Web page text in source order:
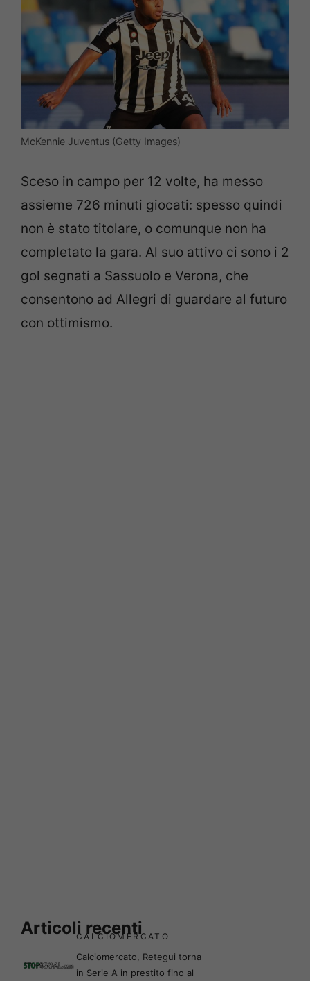
McKennie Juventus (Getty Images)
Sceso in campo per 12 volte, ha messo
assieme 726 minuti giocati: spesso quindi
non è stato titolare, o comunque non ha
completato la gara. Al suo attivo ci sono i 2
gol segnati a Sassuolo e Verona, che
consentono ad Allegri di guardare al futuro
con ottimismo.
Articoli recenti
CALCIOMERCATO
Calciomercato, Retegui torna
in Serie A in prestito fino al